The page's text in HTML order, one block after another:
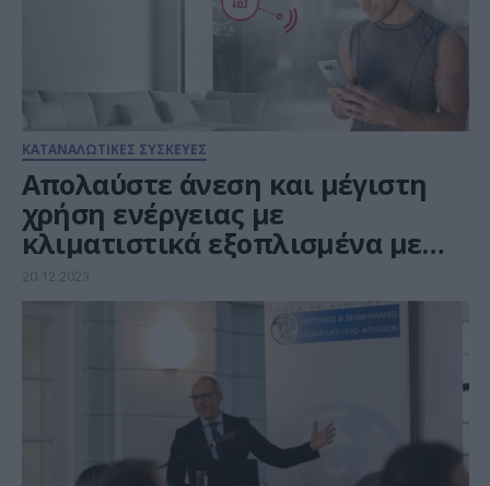
ΚΑΤΑΝΑΛΩΤΙΚΕΣ ΣΥΣΚΕΥΕΣ
Απολαύστε άνεση και μέγιστη
χρήση ενέργειας με
κλιματιστικά εξοπλισμένα με
τεχνητή νοημοσύνη
20.12.2023